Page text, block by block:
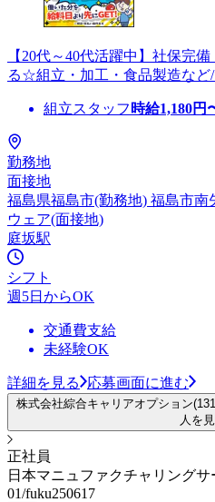
【20代～40代活躍中】社保完
る☆組立・加工・食品製造など
組立スタッフ 時給1,180円
勤務地
面接地
福島県福島市(勤務地) 福島市南
ウェア(面接地)
庭坂駅
シフト
週5日からOK
交通費支給
未経験OK
詳細を見る 応募画面に進む
株式会社綜合キャリアオプション
人を
正社員
日本マニュファクチャリング
01/fuku250617